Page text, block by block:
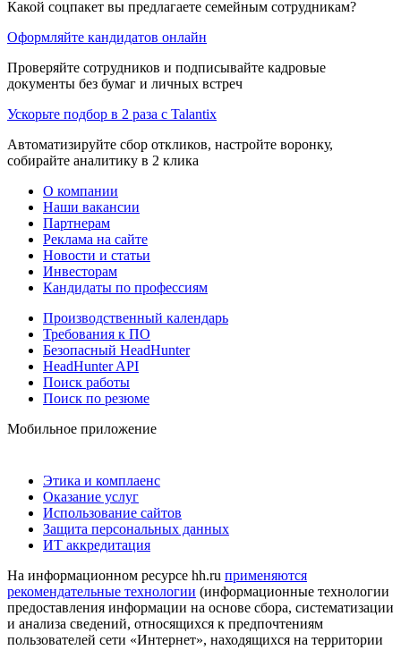
Какой соцпакет вы предлагаете семейным сотрудникам?
Оформляйте кандидатов онлайн
Проверяйте сотрудников и подписывайте кадровые
документы без бумаг и личных встреч
Ускорьте подбор в 2 раза с Talantix
Автоматизируйте сбор откликов, настройте воронку,
собирайте аналитику в 2 клика
О компании
Наши вакансии
Партнерам
Реклама на сайте
Новости и статьи
Инвесторам
Кандидаты по профессиям
Производственный календарь
Требования к ПО
Безопасный HeadHunter
HeadHunter API
Поиск работы
Поиск по резюме
Мобильное приложение
Этика и комплаенс
Оказание услуг
Использование сайтов
Защита персональных данных
ИТ аккредитация
На информационном ресурсе hh.ru применяются
рекомендательные технологии (информационные технологии
предоставления информации на основе сбора, систематизации
и анализа сведений, относящихся к предпочтениям
пользователей сети «Интернет», находящихся на территории